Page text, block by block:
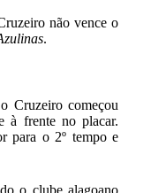
não vence o
.
Cruzeiro começou
à frente no placar.
para o 2º tempo e
o clube alagoano